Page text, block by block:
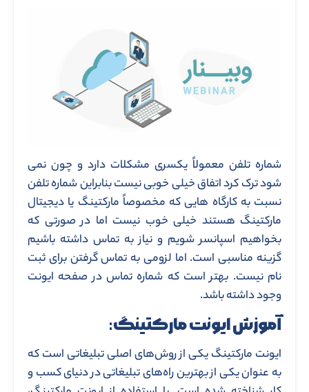
شماره تلفن معمولاً یکسری مشکلات دارد و چون نمی
شود ترک کرد اتفاق خیلی خوبی نیست بنابراین شماره تلفن
نسبت به کارگاه هایی که مخصوصاً مارکتینگ یا دیجیتال
مارکتینگ هستند خیلی خوب نیست اما در صورتی که
بخواهیم اسپانسر شویم و نیاز به تماس داشته باشیم
گزینه مناسبی است. اما لزومی به تماس گرفتن برای ثبت
نام نیست. بهتر است که شماره تماس در صفحه ایونت
وجود داشته باشد.
آموزش ایونت مارکتینگ:
ایونت مارکتینگ یکی از روش‌های اصلی تبلیغاتی است که
به عنوان یکی از بهترین راه‌های تبلیغاتی در دنیای کسب و